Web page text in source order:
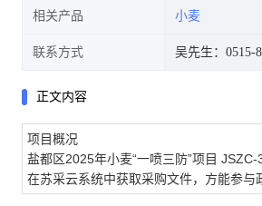
相关产品 小麦
联系方式 吴先生：0515-
正文内容
项目概况
盐都区2025年小麦“一喷三防”项目 JSZC-
在苏采云系统中获取采购文件，方能参与